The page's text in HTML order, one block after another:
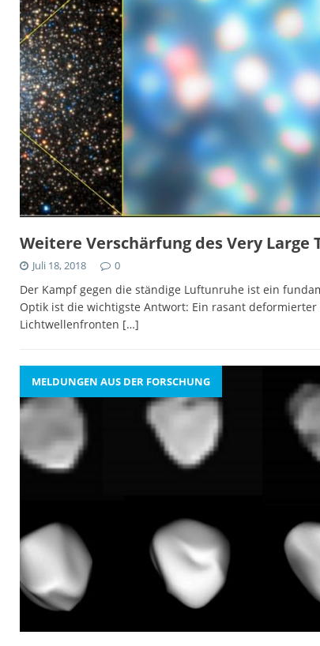
Weitere Verschärfung des Very
Juli 18, 2018 0
Der Kampf gegen die ständige Luftunruhe ist ein
Optik ist die wichtigste Antwort: Ein rasant
Lichtwellenfronten […]
MELDUNGEN AUS DER FORSCHUNG